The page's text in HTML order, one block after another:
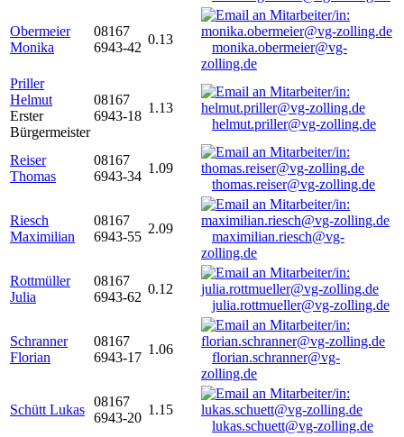
Obermeier
Monika
08167
6943-42
0.13
monika.obermeier@vg-
zolling.de
Priller
Helmut
Erster
Bürgermeister
08167
6943-18
1.13
helmut.priller@vg-zolling.de
Reiser
Thomas
08167
6943-34
1.09
thomas.reiser@vg-zolling.de
Riesch
Maximilian
08167
6943-55
2.09
maximilian.riesch@vg-
zolling.de
Rottmüller
Julia
08167
6943-62
0.12
julia.rottmueller@vg-zolling.de
Schranner
Florian
08167
6943-17
1.06
florian.schranner@vg-
zolling.de
Schütt Lukas
08167
6943-20
1.15
lukas.schuett@vg-zolling.de